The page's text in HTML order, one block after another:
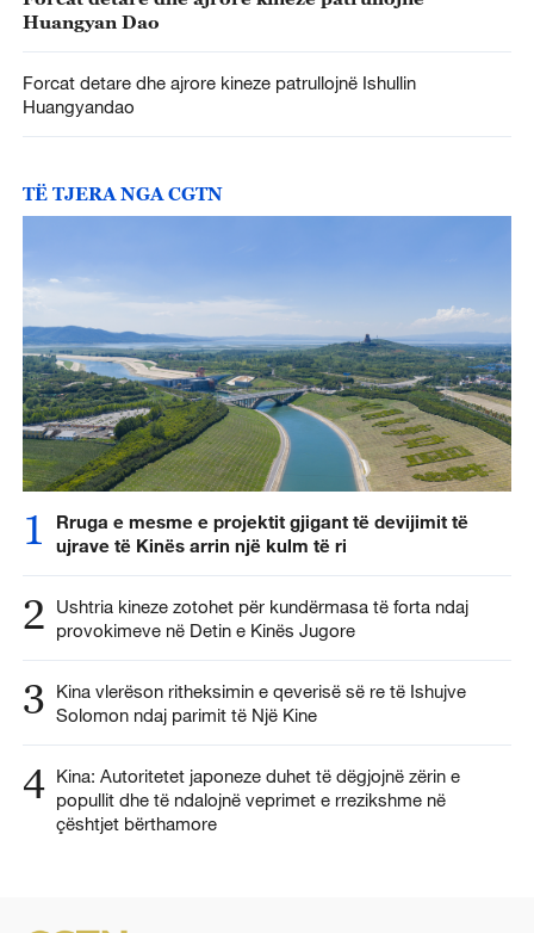
Huangyan Dao
Forcat detare dhe ajrore kineze patrullojnë Ishullin
Huangyandao
TË TJERA NGA CGTN
1
Rruga e mesme e projektit gjigant të devijimit të
ujrave të Kinës arrin një kulm të ri
2
Ushtria kineze zotohet për kundërmasa të forta ndaj
provokimeve në Detin e Kinës Jugore
3
Kina vlerëson ritheksimin e qeverisë së re të Ishujve
Solomon ndaj parimit të Një Kine
4 Kina: Autoritetet japoneze duhet të dëgjojnë zërin e
popullit dhe të ndalojnë veprimet e rrezikshme në
çështjet bërthamore